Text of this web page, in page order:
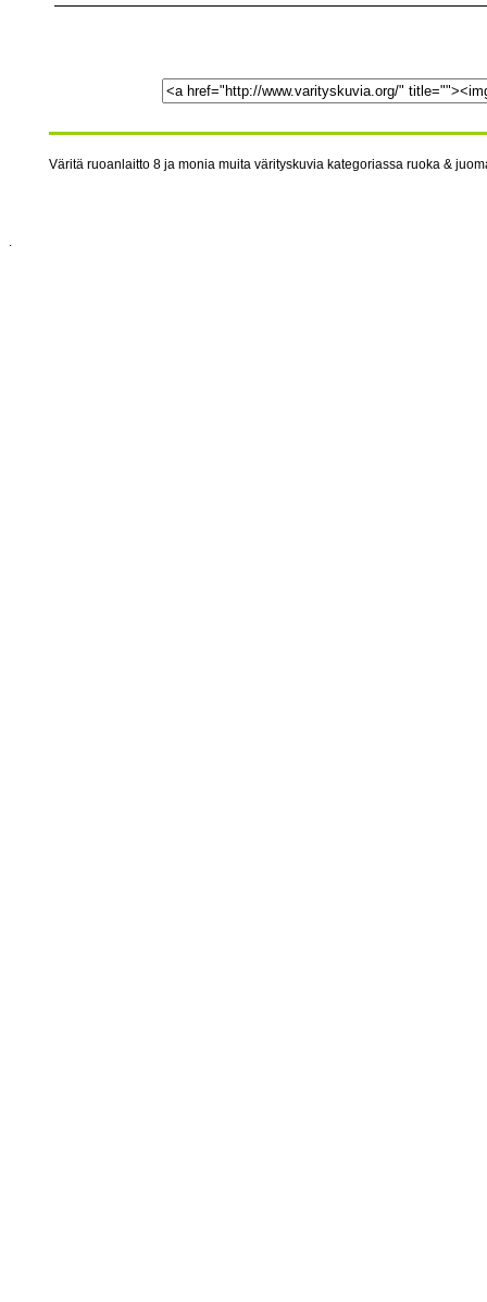
Väritä ruoanlaitto 8 ja monia muita värityskuvia kategoriassa ruoka &
.